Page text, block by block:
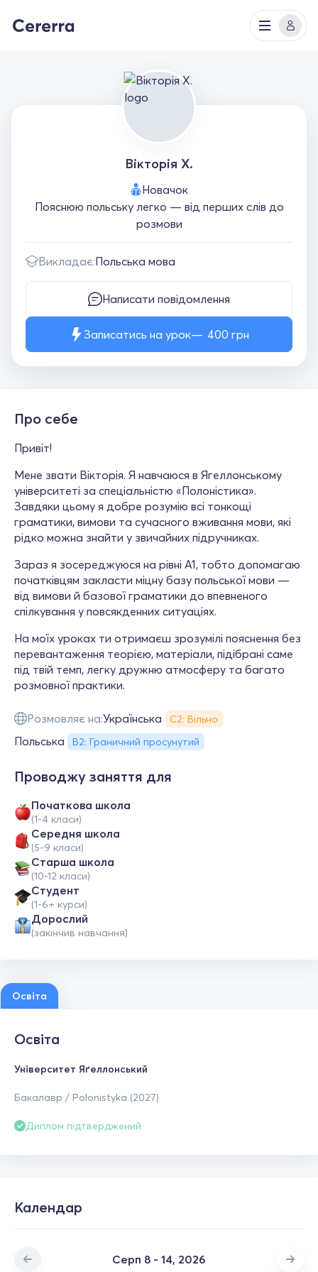
Вікторія Х.
Новачок
Пояснюю польську легко — від перших слів до
розмови
Викладає:Польська мова
Написати повідомлення
Записатись на урок 400 грн
Про себе
Привіт!
Мене звати Вікторія. Я навчаюся в Ягеллонському
університеті за спеціальністю «Полоністика».
Завдяки цьому я добре розумію всі тонкощі
граматики, вимови та сучасного вживання мови, які
рідко можна знайти у звичайних підручниках.
Зараз я зосереджуюся на рівні A1, тобто допомагаю
початківцям закласти міцну базу польської мови —
від вимови й базової граматики до впевненого
спілкування у повсякденних ситуаціях.
На моїх уроках ти отримаєш зрозумілі пояснення без
перевантаження теорією, матеріали, підібрані саме
під твій темп, легку дружню атмосферу та багато
розмовної практики.
Розмовляє на:Українська С2: Вільно
Польська B2: Граничний просунутий
Проводжу заняття для
Початкова школа
(1-4 класи)
Середня школа
(5-9 класи)
Старша школа
(10-12 класи)
Студент
(1-6+ курси)
Дорослий
(закінчив навчання)
Освіта
Освіта
Університет Яґеллонський
Бакалавр / Polonistyka (2027)
Диплом підтверджений
Календар
Серп 8 - 14, 2026